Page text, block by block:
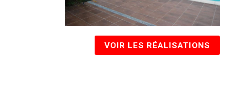
VOIR LES RÉALISATIONS